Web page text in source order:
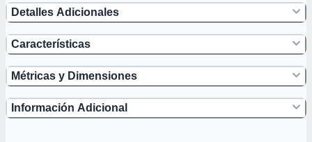
Detalles Adicionales
Características
Métricas y Dimensiones
Información Adicional